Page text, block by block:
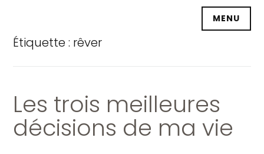
principal
MENU
Étiquette : rêver
Les trois meilleures
décisions de ma vie